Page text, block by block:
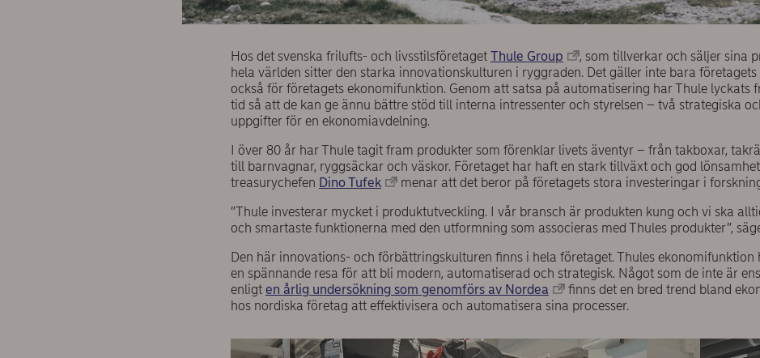
Hos det svenska frilufts- och livsstilsföretaget Thule Group
, som tillverkar och säljer sina
hela världen sitter den starka innovationskulturen i ryggraden. Det gäller inte bara
också för företagets ekonomifunktion. Genom att satsa på automatisering har Thule lyckats
tid så att de kan ge ännu bättre stöd till interna intressenter och styrelsen – två strategiska
uppgifter för en ekonomiavdelning.
I över 80 år har Thule tagit fram produkter som förenklar livets äventyr – från takboxar,
till barnvagnar, ryggsäckar och väskor. Företaget har haft en stark tillväxt och god
treasurychefen Dino Tufek
menar att det beror på företagets stora investeringar i
”Thule investerar mycket i produktutveckling. I vår bransch är produkten kung och vi ska
och smartaste funktionerna med den utformning som associeras med Thules produkter”,
Den här innovations- och förbättringskulturen finns i hela företaget. Thules ekonomifunktion
en spännande resa för att bli modern, automatiserad och strategisk. Något som de inte är
enligt en årlig undersökning som genomförs av Nordea
finns det en bred trend bland
hos nordiska företag att effektivisera och automatisera sina processer.